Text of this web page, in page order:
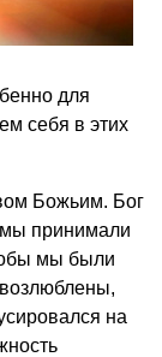
для
себя в этих
Божьим. Бог
принимали
мы были
на